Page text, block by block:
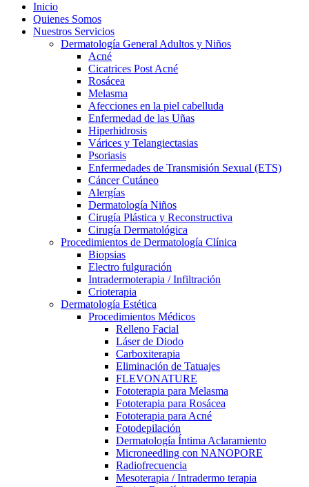
Inicio
Quienes Somos
Nuestros Servicios
Dermatología General Adultos y Niños
Acné
Cicatrices Post Acné
Rosácea
Melasma
Afecciones en la piel cabelluda
Enfermedad de las Uñas
Hiperhidrosis
Várices y Telangiectasias
Psoriasis
Enfermedades de Transmisión Sexual (ETS)
Cáncer Cutáneo
Alergías
Dermatología Niños
Cirugía Plástica y Reconstructiva
Cirugía Dermatológica
Procedimientos de Dermatología Clínica
Biopsias
Electro fulguración
Intradermoterapia / Infiltración
Crioterapia
Dermatología Estética
Procedimientos Médicos
Relleno Facial
Láser de Diodo
Carboxiterapia
Eliminación de Tatuajes
FLEVONATURE
Fototerapia para Melasma
Fototerapia para Rosácea
Fototerapia para Acné
Fotodepilación
Dermatología Íntima Aclaramiento
Microneedling con NANOPORE
Radiofrecuencia
Mesoterapia / Intradermo terapia